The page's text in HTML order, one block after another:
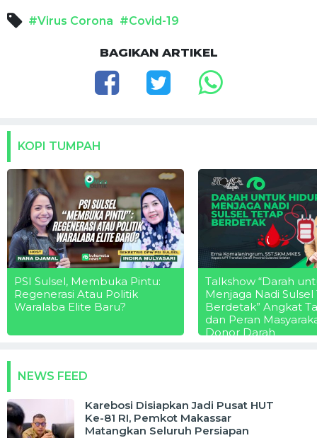
#Virus Corona #Covid-19
BAGIKAN ARTIKEL
KOPI TUMPAH
PSI Sulsel, Membuka Pintu:
Regenerasi Atau Politik
Waralaba Elite Baru?
Talkshow “Darah
Menjaga Nadi Sulsel
Berdetak” Angkat
dan Peran
Donor Darah
NEWS FEED
Karebosi Disiapkan Jadi Pusat HUT
Ke-81 RI, Pemkot Makassar
Matangkan Seluruh Persiapan